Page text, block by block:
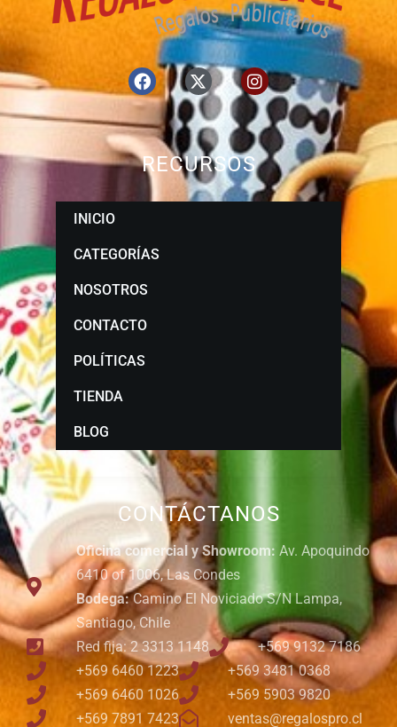
CONTÁCTANOS
Oficina comercial y Showroom: Av. Apoquindo
6410 of 1006, Las Condes
Bodega:Camino El Noviciado S/N Lampa,
Santiago, Chile
Red fija: 2 3313 1148
+569 9132 7186
+569 6460 1223
+569 3481 0368
+569 6460 1026
+569 5903 9820
+569 7891 7423
ventas@regalospro.cl
RECURSOS
INICIO
CATEGORÍAS
NOSOTROS
CONTACTO
POLÍTICAS
TIENDA
BLOG